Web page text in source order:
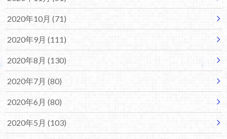
2020年10月 (71)
2020年9月 (111)
2020年8月 (130)
2020年7月 (80)
2020年6月 (80)
2020年5月 (103)